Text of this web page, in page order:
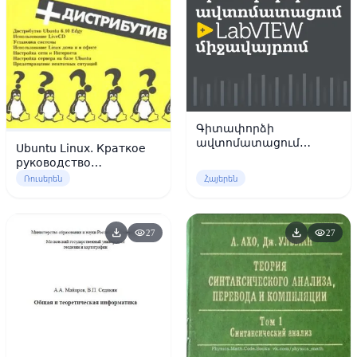
Ubuntu Linux. Краткое
руководство
пользователя
Ռուսերեն
Գիտափորձի
ավտոմատացում
Հայերեն
download visibility27 download visibility27